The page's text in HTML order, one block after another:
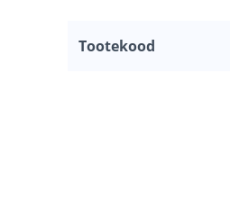
Tootekood